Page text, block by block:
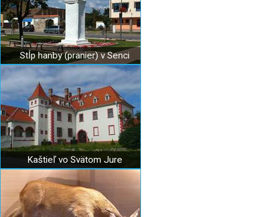
Stĺp hanby (pranier) v Senci
Kaštieľ vo Svätom Jure